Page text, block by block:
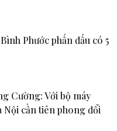
Phước phấn đấu có 5
Cường: Với bộ máy
Nội cần tiên phong đổi